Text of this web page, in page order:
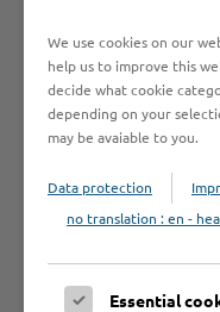
Betrieb anmelden
Hinweise zum
Internet-Seiten
We use cookies on our
help us to improve this
decide what cookie
depending on your
may be avaiable to you.
Data protection
no translation : en -
Essential